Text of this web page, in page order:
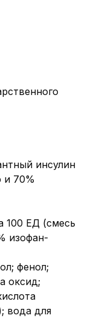
инсулин
и 70%
100 ЕД (смесь
изофан-
фенол;
оксид;
вода для